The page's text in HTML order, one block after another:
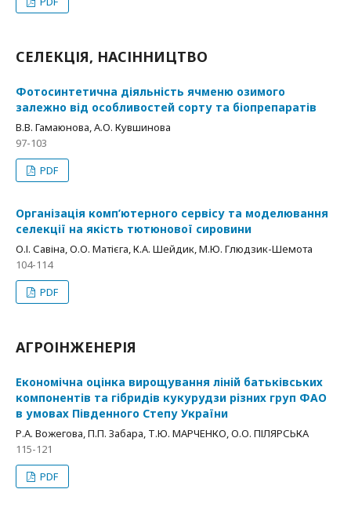
СЕЛЕКЦІЯ, НАСІННИЦТВО
Фотосинтетична діяльність ячменю озимого
залежно від особливостей сорту та біопрепаратів
В.В. Гамаюнова, А.О. Кувшинова
97-103
PDF
Організація комп’ютерного сервісу та моделювання
селекції на якість тютюнової сировини
О.І. Савіна, О.О. Матієга, К.А. Шейдик, М.Ю. Глюдзик-Шемота
104-114
PDF
АГРОІНЖЕНЕРІЯ
Економічна оцінка вирощування ліній батьківських
компонентів та гібридів кукурудзи різних груп ФАО
в умовах Південного Степу України
Р.А. Вожегова, П.П. Забара, Т.Ю. МАРЧЕНКО, О.О. ПІЛЯРСЬКА
115-121
PDF